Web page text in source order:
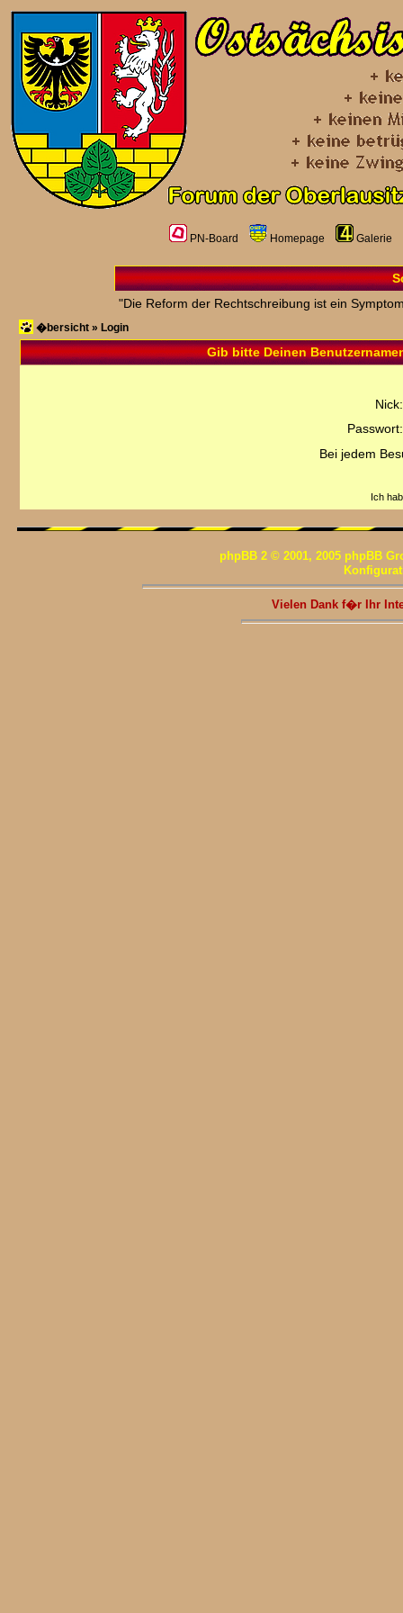
PN-Board Homepage Galerie
"Die Reform der Rechtschreibung ist ein
�bersicht » Login
Gib bitte Deinen
Nick:
Passwort:
Bei jedem
Ich
phpBB 2 © 2001, 2005 phpBB
Vielen Dank f�r Ihr